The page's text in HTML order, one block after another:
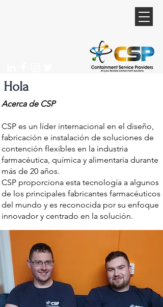
Hola
Acerca de CSP
CSP es un líder internacional en el diseño,
fabricación e instalación de soluciones de
contención flexibles en la industria
farmacéutica, química y alimentaria durante
más de 20 años.
CSP proporciona esta tecnología a algunos
de los principales fabricantes farmacéuticos
del mundo y es reconocida por su enfoque
innovador y centrado en la solución.